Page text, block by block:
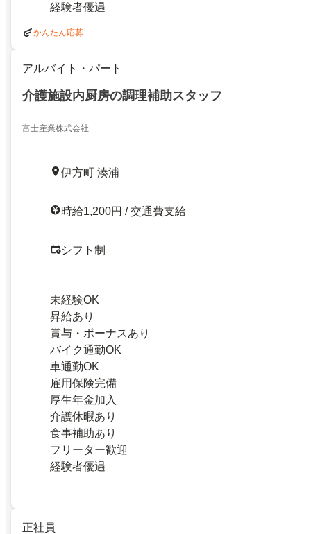
経験者優遇
かんたん応募
アルバイト・パート
介護施設内厨房の調理補助スタッフ
富士産業株式会社
伊方町 湊浦
時給1,200円 / 交通費支給
シフト制
未経験OK
昇給あり
賞与・ボーナスあり
バイク通勤OK
車通勤OK
雇用保険完備
厚生年金加入
介護休暇あり
食事補助あり
フリーター歓迎
経験者優遇
正社員